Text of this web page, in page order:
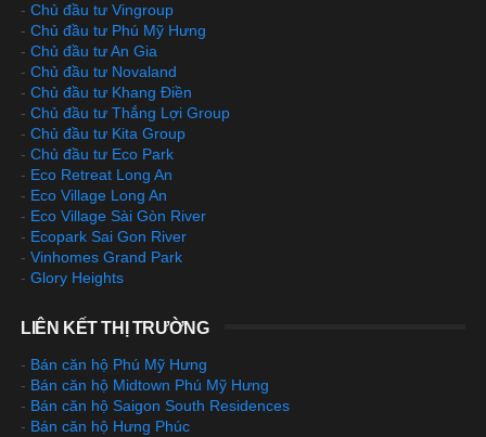
- Chủ đầu tư Vingroup
- Chủ đầu tư Phú Mỹ Hưng
- Chủ đầu tư An Gia
- Chủ đầu tư Novaland
- Chủ đầu tư Khang Điền
- Chủ đầu tư Thắng Lợi Group
- Chủ đầu tư Kita Group
- Chủ đầu tư Eco Park
- Eco Retreat Long An
- Eco Village Long An
- Eco Village Sài Gòn River
- Ecopark Sai Gon River
- Vinhomes Grand Park
- Glory Heights
LIÊN KẾT THỊ TRƯỜNG
- Bán căn hộ Phú Mỹ Hưng
- Bán căn hộ Midtown Phú Mỹ Hưng
- Bán căn hộ Saigon South Residences
- Bán căn hộ Hưng Phúc